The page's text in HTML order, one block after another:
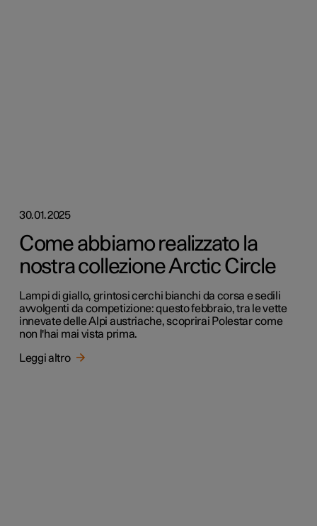
30.01.2025
Come abbiamo realizzato la
nostra collezione Arctic Circle
Lampi di giallo, grintosi cerchi bianchi da corsa e sedili
avvolgenti da competizione: questo febbraio, tra le vette
innevate delle Alpi austriache, scoprirai Polestar come
non l'hai mai vista prima.
Leggi altro